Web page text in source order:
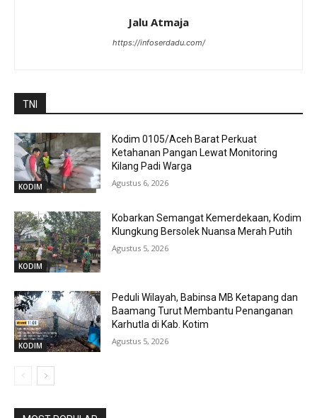
Jalu Atmaja
https://infoserdadu.com/
TNI
KODIM
Kodim 0105/Aceh Barat Perkuat
Ketahanan Pangan Lewat Monitoring
Kilang Padi Warga
Agustus 6, 2026
KODIM
Kobarkan Semangat Kemerdekaan, Kodim
Klungkung Bersolek Nuansa Merah Putih
Agustus 5, 2026
KODIM
Peduli Wilayah, Babinsa MB Ketapang dan
Baamang Turut Membantu Penanganan
Karhutla di Kab. Kotim
Agustus 5, 2026